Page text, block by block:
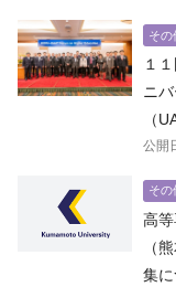
その
１
ニ
（
公開
その
高
（
集